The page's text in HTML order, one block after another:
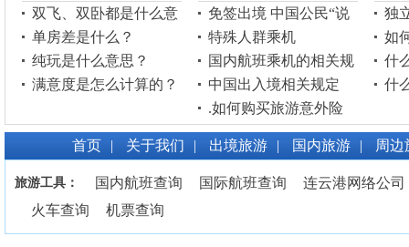
山西五台山、云冈石窟
天坛
双飞、双卧都是什么意
思？
单房差是什么？
纯玩是什么意思？
满意度是怎么计算的？
免签出境 中国公民“说
走就走”可游20余国
特殊人群乘机
国内航班乘机的相关规
定
中国出入境相关规定
.如何购买旅游意外险
独
读
如
？
什
什
首页 | 关于我们 | 出境旅游 | 国内旅游 | 周边
旅游工具： 国内航班查询 国际航班查询
连云港网络公司
火车查询
机票查询